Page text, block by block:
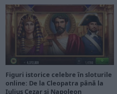
Figuri istorice celebre în sloturile
online: De la Cleopatra până la
Iulius Cezar și Napoleon